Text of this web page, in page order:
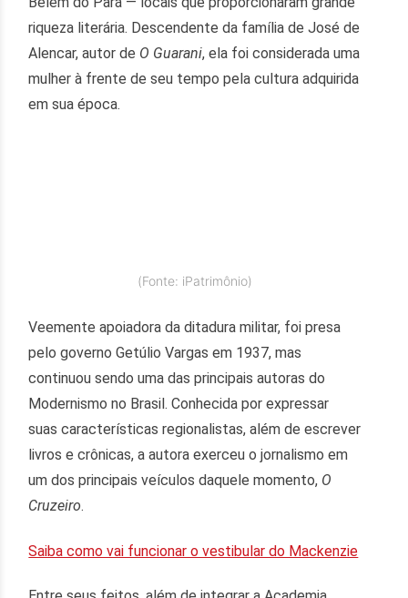
riqueza literária. Descendente da família de José de
Alencar, autor de O Guarani, ela foi considerada uma
mulher à frente de seu tempo pela cultura adquirida
em sua época.
(Fonte: iPatrimônio)
​Veemente apoiadora da ditadura militar, foi presa
pelo governo Getúlio Vargas em 1937, mas
continuou sendo uma das principais autoras do
Modernismo no Brasil. Conhecida por expressar
suas características regionalistas, além de escrever
livros e crônicas, a autora exerceu o jornalismo em
um dos principais veículos daquele momento, O
Cruzeiro.
Saiba como vai funcionar o vestibular do Mackenzie